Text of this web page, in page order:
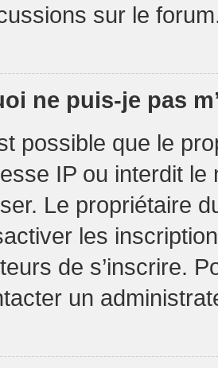
sur le
ne puis-je pas
possible que le
IP ou interdit le
Le propriétaire
les
de s’inscrire.
un